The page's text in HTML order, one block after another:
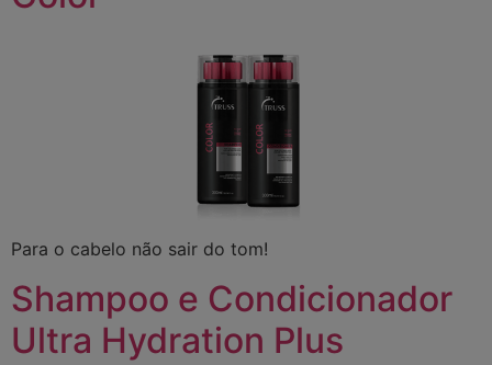
Para o cabelo não sair do tom!
Shampoo e Condicionador
Ultra Hydration Plus